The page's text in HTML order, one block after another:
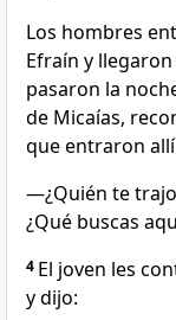
Los hombres
Efraín y
pasaron la
de Micaías,
que entraron
―¿Quién te trajo
¿Qué buscas
4 El joven les
y dijo: